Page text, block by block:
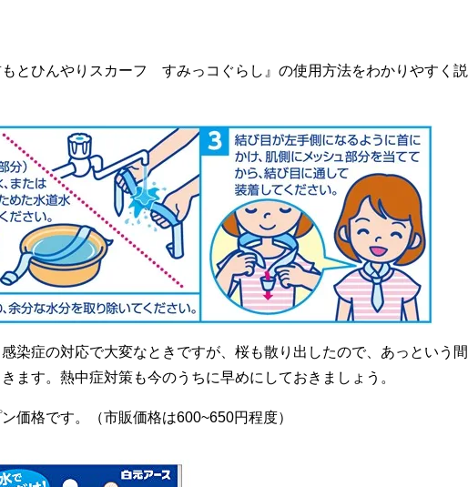
とひんやりスカーフ すみっコぐらし』の使用方法をわかりやすく説
染症の対応で大変なときですが、桜も散り出したので、あっという間
ます。熱中症対策も今のうちに早めにしておきましょう。
価格です。（市販価格は600~650円程度）